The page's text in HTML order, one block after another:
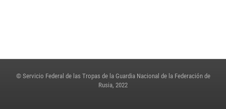
© Servicio Federal de las Tropas de la Guardia Nacional de la Federación de
Rusia, 2022